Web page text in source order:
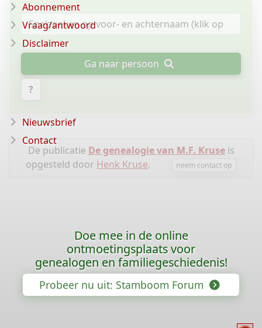
Ga naar persoon
?
De publicatie De genealogie van M.F. Kruseis
opgesteld door Henk Kruse. neem contact op
Abonnement
Vraag/antwoord
Disclaimer
Nieuwsbrief
Contact
Doe mee in de online
ontmoetingsplaats voor
genealogen en familiegeschiedenis!
Probeer nu uit: Stamboom Forum